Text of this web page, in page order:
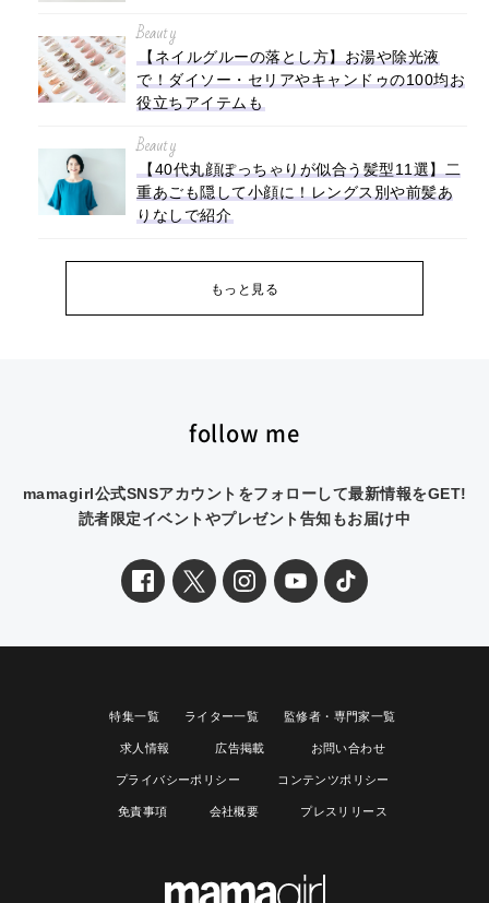
Beauty
【ネイルグルーの落とし方】お湯や除光液
で！ダイソー・セリアやキャンドゥの100均お
役立ちアイテムも
Beauty
【40代丸顔ぽっちゃりが似合う髪型11選】二
重あごも隠して小顔に！レングス別や前髪あ
りなしで紹介
もっと見る
follow me
mamagirl公式SNSアカウントをフォローして最新情報をGET!
読者限定イベントやプレゼント告知もお届け中
特集一覧 ライター一覧 監修者・専門家一覧
求人情報 広告掲載 お問い合わせ
プライバシーポリシー コンテンツポリシー
免責事項 会社概要 プレスリリース